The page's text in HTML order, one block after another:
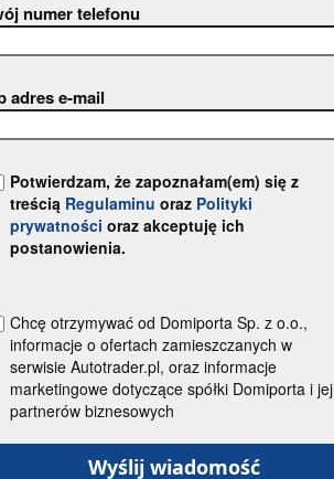
numer telefonu
adres e-mail
Potwierdzam, że zapoznałam(em) się z
treścią Regulaminu oraz Polityki
prywatności oraz akceptuję ich
postanowienia.
Chcę otrzymywać od Domiporta Sp. z o.o.,
informacje o ofertach zamieszczanych w
serwisie Autotrader.pl, oraz informacje
marketingowe dotyczące spółki Domiporta i jej
partnerów biznesowych